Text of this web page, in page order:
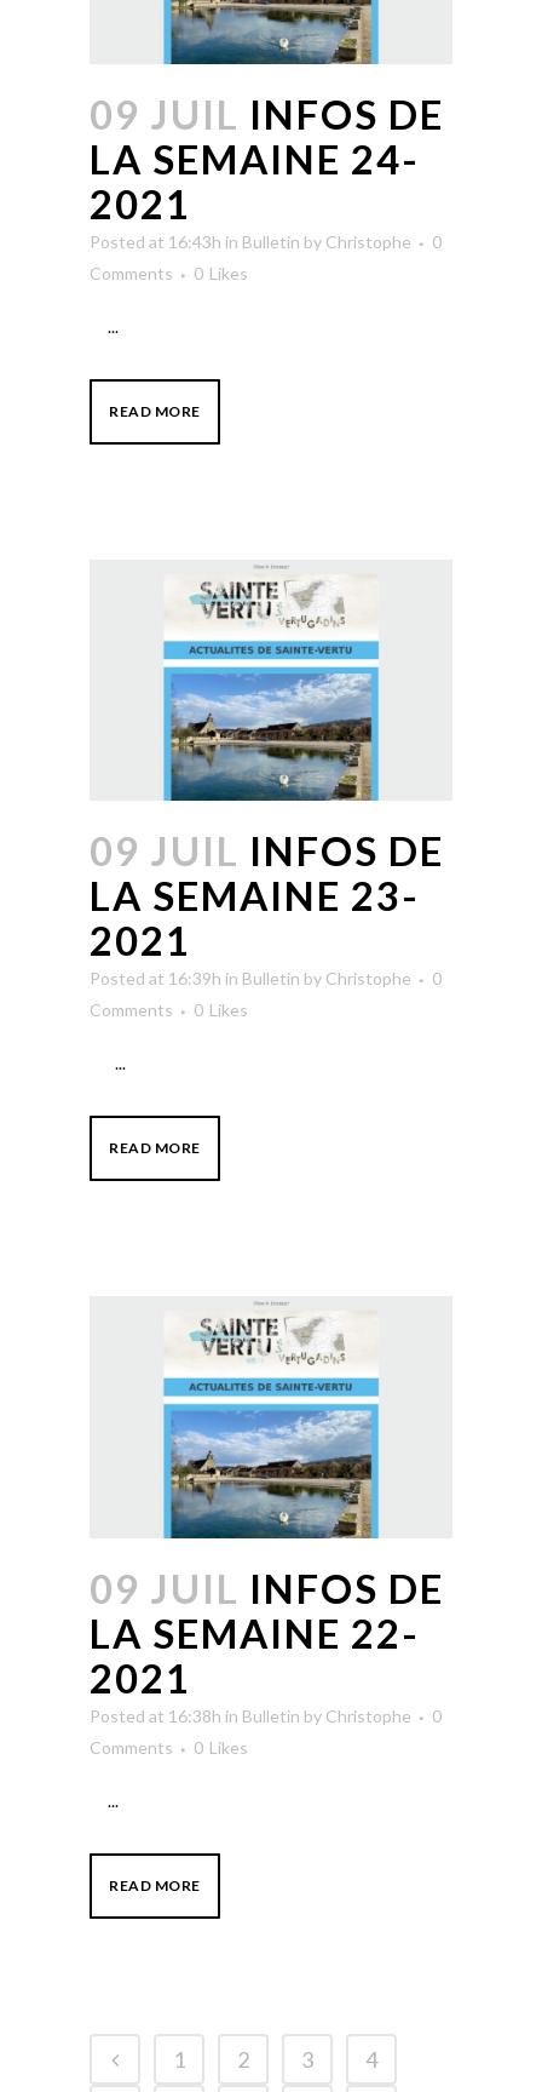
09 JUIL INFOS DE
LA SEMAINE 24-
2021
Posted at 16:43h in Bulletin by Christophe
0
Comments
0 Likes
...
READ MORE
09 JUIL INFOS DE
LA SEMAINE 23-
2021
Posted at 16:39h in Bulletin by Christophe
0
Comments
0 Likes
...
READ MORE
09 JUIL INFOS DE
LA SEMAINE 22-
2021
Posted at 16:38h in Bulletin by Christophe
0
Comments
0 Likes
...
READ MORE
1 2 3
4